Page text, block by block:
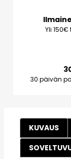
Yli
30 päivän
KUVAUS